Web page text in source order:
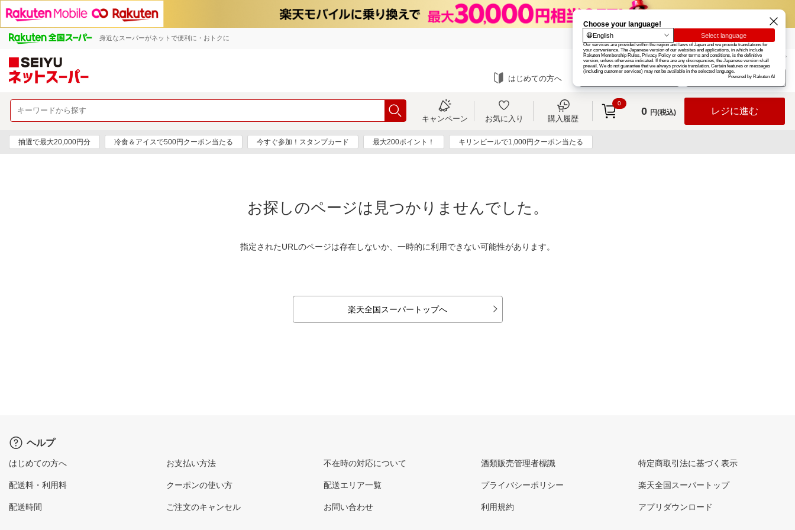
身近なスーパーがネットで便利に・おトクに 楽天グループ カード
お知らせ ヘルプ
はじめての方へ ログイン
キャンペーン お気に入り 購入履歴
0
0 円(税込) レジに進む
抽選で最大20,000円分 冷食＆アイスで500円クーポン当たる 今すぐ参加！スタンプカード 最大200ポイント！ キリンビールで1,000円クーポン当たる
お探しのページは見つかりませんでした。
指定されたURLのページは存在しないか、一時的に利用できない可能性があります。
楽天全国スーパートップへ
ヘルプ
はじめての方へ
配送料・利用料
配送時間
お支払い方法
クーポンの使い方
ご注文のキャンセル
不在時の対応について
配送エリア一覧
お問い合わせ
酒類販売管理者標識
プライバシーポリシー
利用規約
特定商取引法に基づく表示
楽天全国スーパートップ
アプリダウンロード